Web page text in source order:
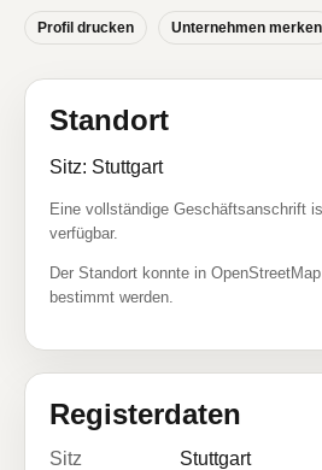
Profil drucken Unternehmen merken
Standort
Sitz: Stuttgart
Eine vollständige Geschäftsanschrift
verfügbar.
Der Standort konnte in
bestimmt werden.
Registerdaten
Sitz
Stuttgart